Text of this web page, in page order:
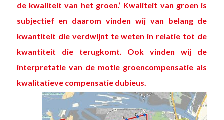
de kwaliteit van het groen.’ Kwaliteit van groen is
subjectief en daarom vinden wij van belang de
kwantiteit die verdwijnt te weten in relatie tot de
kwantiteit die terugkomt. Ook vinden wij de
interpretatie van de motie groencompensatie als
kwalitatieve compensatie dubieus.